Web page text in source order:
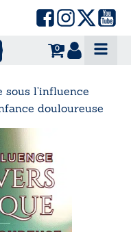
0
sous l’influence
douloureuse